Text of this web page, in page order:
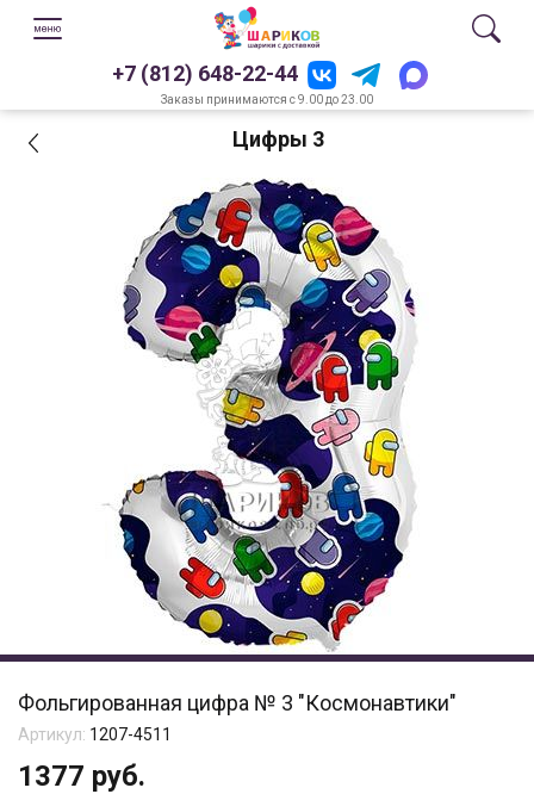
+7 (812) 648-22-44
Заказы принимаются с 9.00 до 23.00
Цифры 3
Фольгированная цифра № 3 "Космонавтики"
Артикул: 1207-4511
1377 руб.